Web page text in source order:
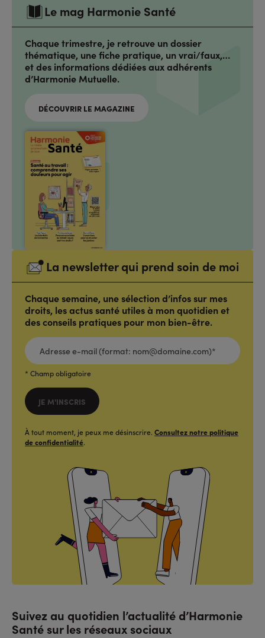
Le mag Harmonie Santé
Chaque trimestre, je retrouve un dossier
thématique, une fiche pratique, un vrai/faux,…
et des informations dédiées aux adhérents
d’Harmonie Mutuelle.
DÉCOUVRIR LE MAGAZINE
La newsletter qui prend soin de moi
Chaque semaine, une sélection d’infos sur mes
droits, les actus santé utiles à mon quotidien et
des conseils pratiques pour mon bien-être.
ADRESSE
E-
MAIL
(FORMAT:
NOM@DOMAINE.COM)*
* Champ obligatoire
JE M'INSCRIS
À tout moment, je peux me désinscrire. Consultez notre politique
de confidentialité.
Suivez au quotidien l’actualité d’Harmonie
Santé sur les réseaux sociaux